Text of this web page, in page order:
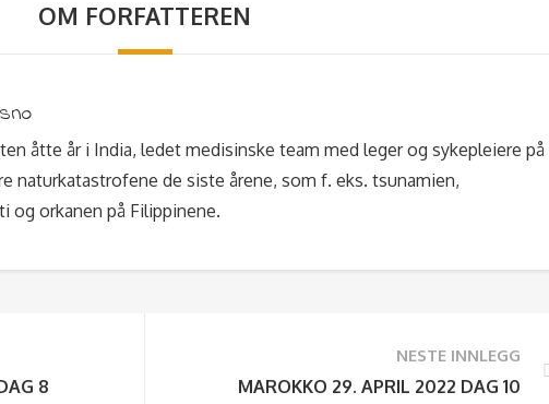
OM FORFATTEREN
åtte år i India, ledet medisinske team med leger og sykepleiere på
naturkatastrofene de siste årene, som f. eks. tsunamien,
og orkanen på Filippinene.
8
NESTE INNLEGG
MAROKKO 29. APRIL 2022 DAG 10